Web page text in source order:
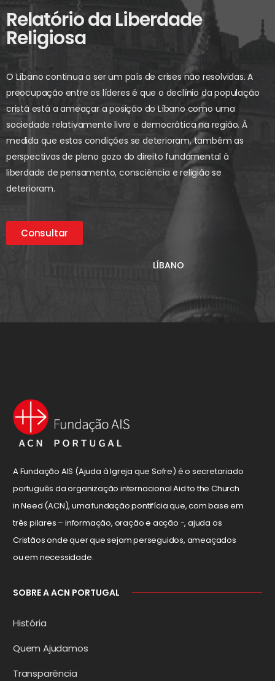
Relatório da Liberdade
Religiosa
O Líbano continua a ser um país de crises não resolvidas. A
preocupação entre os líderes é que o declínio da população
cristã está a ameaçar a posição do Líbano como uma
sociedade relativamente livre e democrática na região. À
medida que estas condições se deterioram, também as
perspectivas de pleno gozo do direito fundamental à
liberdade de pensamento, consciência e religião se
deterioram.
Consultar
LÍBANO
A Fundação AIS (Ajuda à Igreja que Sofre) é o secretariado
português da organização internacional Aid to the Church
in Need (ACN), uma fundação pontifícia que, com base em
três pilares – informação, oração e acção -, ajuda os
Cristãos onde quer que sejam perseguidos, ameaçados
ou em necessidade.
SOBRE A ACN PORTUGAL
História
Quem Ajudamos
Transparência